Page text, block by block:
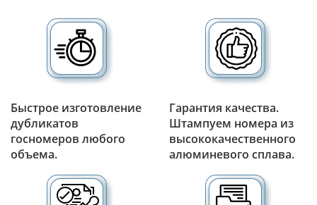
Быстрое изготовление
дубликатов
госномеров любого
объема.
Гарантия качества.
Штампуем номера из
высококачественного
алюминевого сплава.